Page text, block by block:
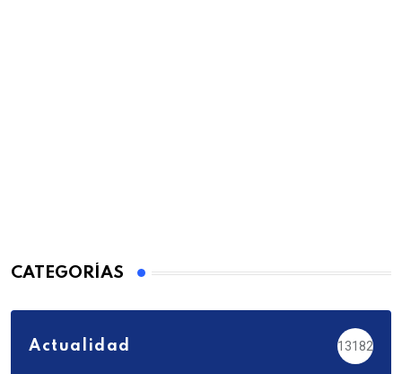
CATEGORÍAS
Actualidad 13182